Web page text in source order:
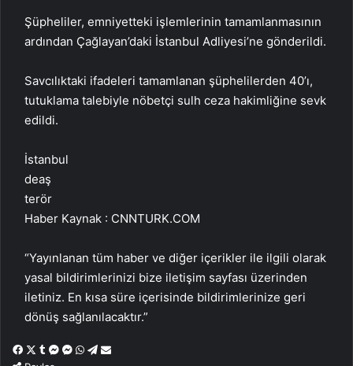
Şüpheliler, emniyetteki işlemlerinin tamamlanmasının
ardından Çağlayan’daki İstanbul Adliyesi’ne gönderildi.
Savcılıktaki ifadeleri tamamlanan şüphelilerden 40’ı,
tutuklama talebiyle nöbetçi sulh ceza hakimliğine sevk
edildi.
İstanbul
deaş
terör
Haber Kaynak : CNNTURK.COM
“Yayınlanan tüm haber ve diğer içerikler ile ilgili olarak
yasal bildirimlerinizi bize iletişim sayfası üzerinden
iletiniz. En kısa süre içerisinde bildirimlerinize geri
dönüş sağlanılacaktır.”
Facebook
X Tumblr
Messenger
Messenger
WhatsApp
Telegram
Email'den